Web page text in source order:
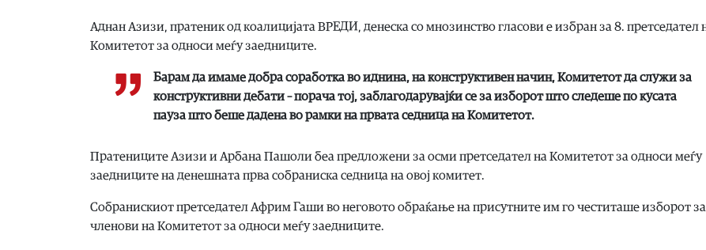
Аднан Азизи, пратеник од коалицијата ВРЕДИ, денеска со мнозинство гласови е избран за 8. претседател
Комитетот за односи меѓу заедниците.
Барам да имаме добра соработка во иднина, на конструктивен начин, Комитетот да служи за
конструктивни дебати – порача тој, заблагодарувајќи се за изборот што следеше по кусата
пауза што беше дадена во рамки на првата седница на Комитетот.
Пратениците Азизи и Арбана Пашоли беа предложени за осми претседател на Комитетот за односи меѓу
заедниците на денешната прва собраниска седница на овој комитет.
Собранискиот претседател Африм Гаши во неговото обраќање на присутните им го честиташе изборот за
членови на Комитетот за односи меѓу заедниците.